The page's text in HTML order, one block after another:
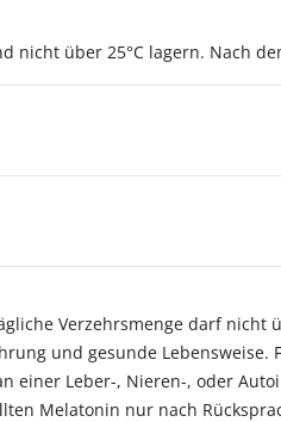
nicht über 25°C lagern. Nach
Verzehrsmenge darf
und gesunde
einer Leber-, Nieren-, oder
Melatonin nur nach